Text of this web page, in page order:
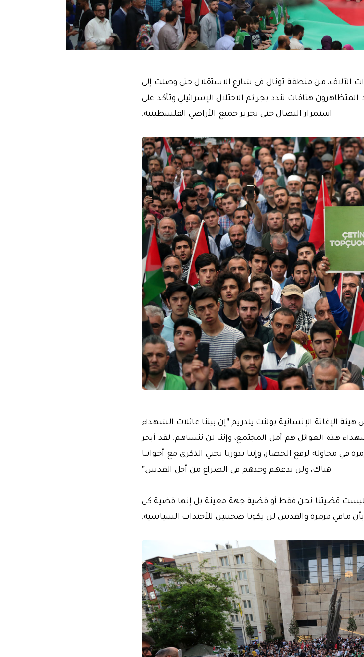
الآلاف، من منطقة تونال في شارع الاستقلال حتى وصلت إلى
هتافات تندد بجرائم الاحتلال الإسرائيلي وتأكد على
استمرار النضال حتى تحرير جميع الأراضي الفلسطينية.
الإغاثة الإنسانية بولنت يلدريم "إن بيننا عائلات الشهداء
هذه العوائل هم أمل المجتمع، وإننا لن ننساهم. لقد أبحر
في محاولة لرفع الحصار، وإننا بدورنا نحيي الذكرى مع أخواننا
هناك، ولن ندعهم وحدهم في الصراع من أجل القدس."
قضيتنا نحن فقط أو قضية جهة معينة بل إنها قضية كل
بأن مافي مرمرة والقدس لن يكونا ضحيتين للأجندات السياسية.